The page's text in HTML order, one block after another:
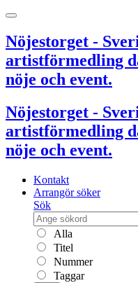
Nöjestorget -
artistförmedling
nöje och event.
Nöjestorget -
artistförmedling
nöje och event.
Kontakt
Arrangör söker
Sök
Alla
Titel
Nummer
Taggar